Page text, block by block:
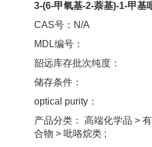
3-(6-甲氧基-2-萘基)-1-甲基
CAS号：N/A
MDL编号：
韶远库存批次纯度：
储存条件：
optical purity：
产品分类： 高端化学品 >
合物 > 吡咯烷类 ;